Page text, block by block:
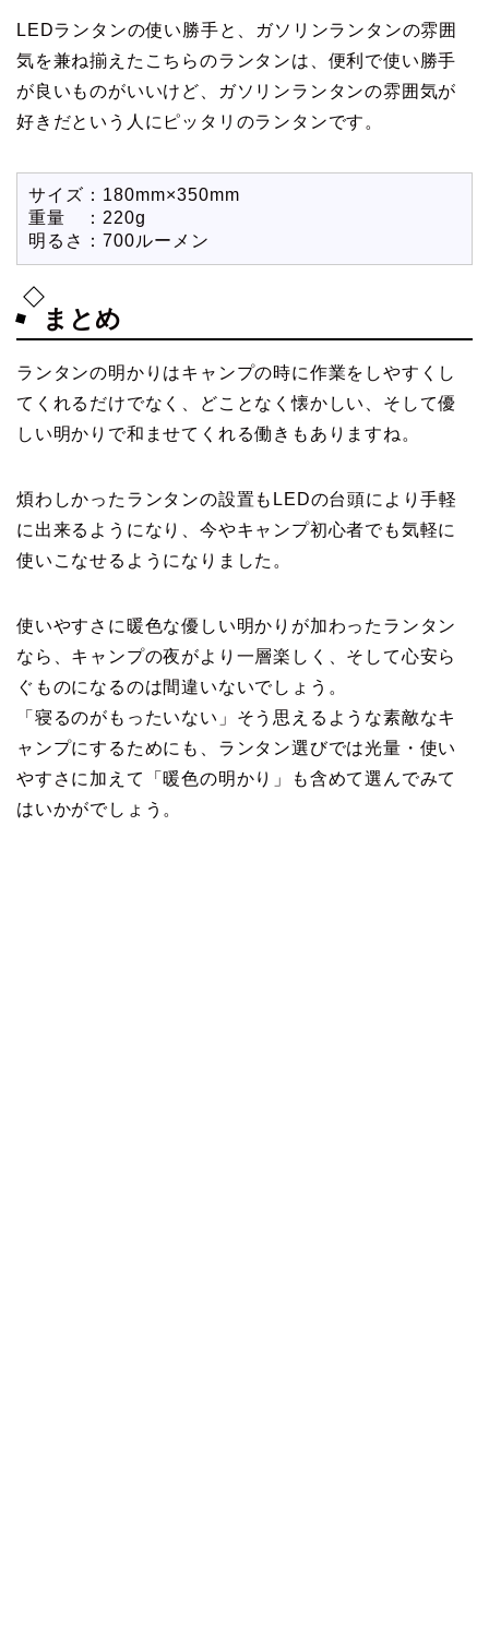
LEDランタンの使い勝手と、ガソリンランタンの雰囲
気を兼ね揃えたこちらのランタンは、便利で使い勝手
が良いものがいいけど、ガソリンランタンの雰囲気が
好きだという人にピッタリのランタンです。
サイズ：180mm×350mm
重量 ：220g
明るさ：700ルーメン
まとめ
ランタンの明かりはキャンプの時に作業をしやすくし
てくれるだけでなく、どことなく懐かしい、そして優
しい明かりで和ませてくれる働きもありますね。
煩わしかったランタンの設置もLEDの台頭により手軽
に出来るようになり、今やキャンプ初心者でも気軽に
使いこなせるようになりました。
使いやすさに暖色な優しい明かりが加わったランタン
なら、キャンプの夜がより一層楽しく、そして心安ら
ぐものになるのは間違いないでしょう。
「寝るのがもったいない」そう思えるような素敵なキ
ャンプにするためにも、ランタン選びでは光量・使い
やすさに加えて「暖色の明かり」も含めて選んでみて
はいかがでしょう。